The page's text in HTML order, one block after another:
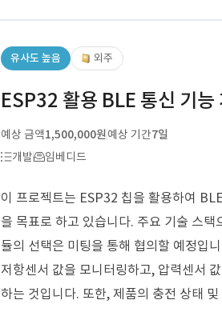
유사도 높음 외주
ESP32 활용 BLE 통신 기능
예상 금액1,500,000원예상 기간7일
개발
임베디드
이 프로젝트는 ESP32 칩을 활용하여
을 목표로 하고 있습니다. 주요 기술 스
듈의 선택은 미팅을 통해 협의할 예정입
저항센서 값을 모니터링하고, 압력센서
하는 것입니다. 또한, 제품의 충전 상태